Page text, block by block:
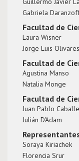
Gabriela
Facultad de
Laura Wisner
Jorge Luis Olivares
Facultad de
Agustina Manso
Natalia Monge
Facultad de
Juan Pablo
Julián D'Adam
Soraya Kiriachek
Florencia Srur